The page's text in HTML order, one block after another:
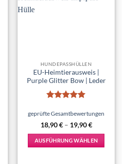
HUNDEPASSHÜLLEN
EU-Heimtierausweis |
Purple Glitter Bow | Leder
mit5von
5
geprüfte Gesamtbewertungen
18,90€– 19,90€
AUSFÜHRUNG WÄHLEN